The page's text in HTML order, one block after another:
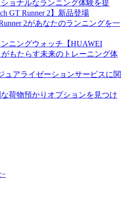
ョナルなランニング体験を提
GT Runner 2】新品登場
2があなたのランニングを一
ニングウォッチ【HUAWEI
がもたらす未来のトレーニング体
ュアライゼーションサービスに関
荷物預かりオプションを見つけ
−